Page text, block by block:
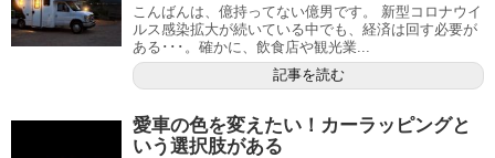
こんばんは、億持ってない億男です。 新型コロナウイ
ルス感染拡大が続いている中でも、経済は回す必要が
ある･･･。確かに、飲食店や観光業...
記事を読む
愛車の色を変えたい！カーラッピングと
いう選択肢がある